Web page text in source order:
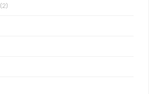
(2)